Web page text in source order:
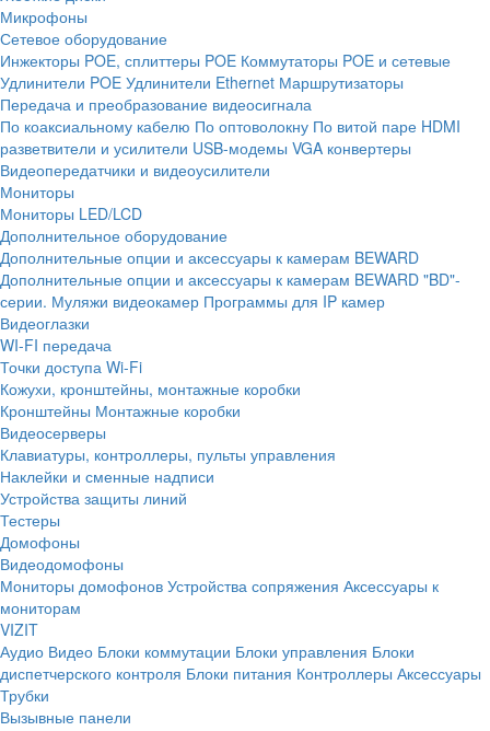
Микрофоны
Сетевое оборудование
Инжекторы POE, сплиттеры POE Коммутаторы POE и сетевые
Удлинители POE Удлинители Ethernet Маршрутизаторы
Передача и преобразование видеосигнала
По коаксиальному кабелю По оптоволокну По витой паре HDMI
разветвители и усилители USB-модемы VGA конвертеры
Видеопередатчики и видеоусилители
Мониторы
Мониторы LED/LCD
Дополнительное оборудование
Дополнительные опции и аксессуары к камерам BEWARD
Дополнительные опции и аксессуары к камерам BEWARD "BD"-
серии. Муляжи видеокамер Программы для IP камер
Видеоглазки
WI-FI передача
Точки доступа Wi-Fi
Кожухи, кронштейны, монтажные коробки
Кронштейны Монтажные коробки
Видеосерверы
Клавиатуры, контроллеры, пульты управления
Наклейки и сменные надписи
Устройства защиты линий
Тестеры
Домофоны
Видеодомофоны
Мониторы домофонов Устройства сопряжения Аксессуары к
мониторам
VIZIT
Аудио Видео Блоки коммутации Блоки управления Блоки
диспетчерского контроля Блоки питания Контроллеры Аксессуары
Трубки
Вызывные панели